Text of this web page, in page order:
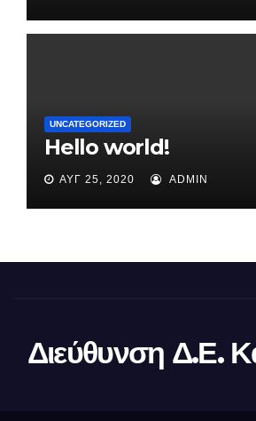
UNCATEGORIZED
Hello world!
ΑΥΓ 25, 2020 ADMIN
Διεύθυνση Δ.Ε.